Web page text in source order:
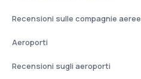
Recensioni sulle compagnie aeree
Aeroporti
Recensioni sugli aeroporti